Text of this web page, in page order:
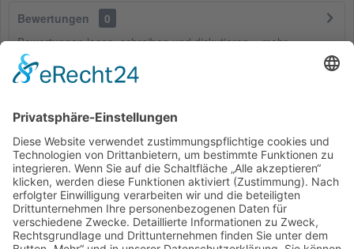
Bewertungen
0
Bewertungen lesen, schreiben und diskutieren...mehr
Kunden haben sich ebenfalls angesehen
Service Hotline
Shop Service
Informationen
* Alle Preise inkl. gesetzl. Mehrwertsteuer zzgl.Versandkostenund ggf.